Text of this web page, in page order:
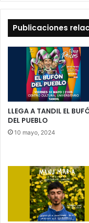
Publicaciones
LLEGA A TANDIL EL
DEL PUEBLO
10 mayo, 2024